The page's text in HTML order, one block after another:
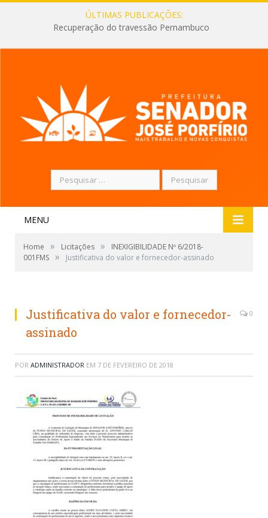
ÚLTIMAS PUBLICAÇÕES:
Recuperação do travessão Pernambuco
Pesquisar
por:
MENU
Home » Licitações »
INEXIGIBILIDADE Nº 6/2018-
001FMS » Justificativa do valor e fornecedor-assinado
Justificativa do valor e fornecedor-
assinado
0
POR ADMINISTRADOR EM 7 DE FEVEREIRO DE 2018